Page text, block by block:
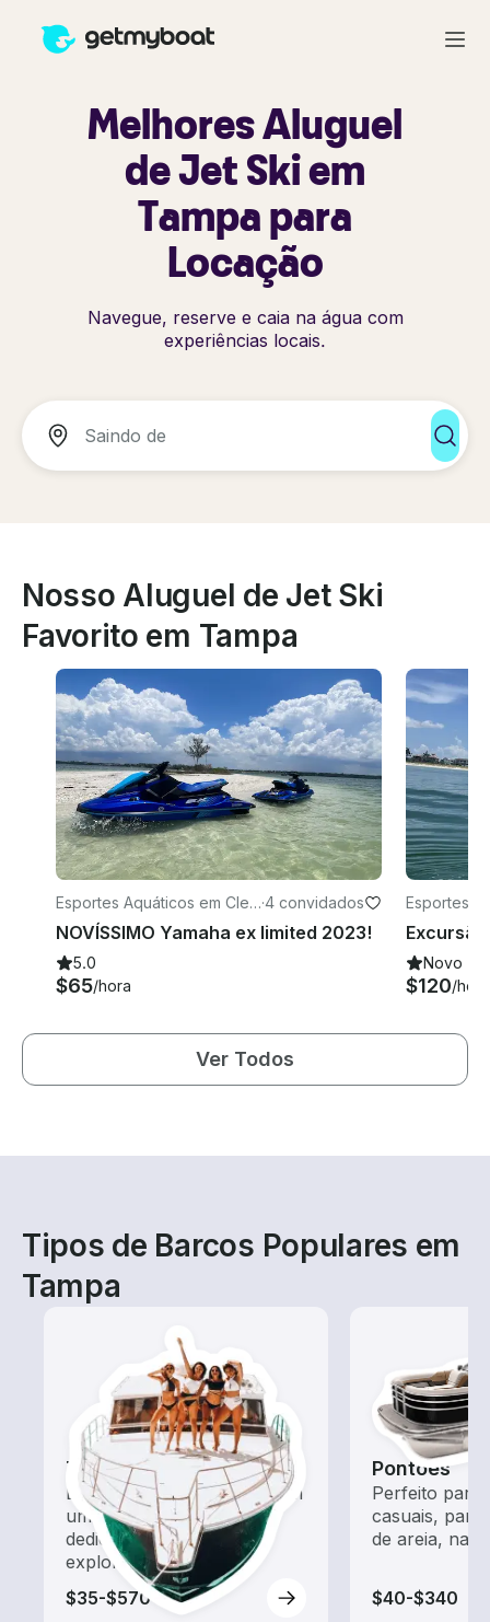
Melhores Aluguel
de Jet Ski em
Tampa para
Locação
Navegue, reserve e caia na água com
experiências locais.
Nosso Aluguel de Jet Ski
Favorito em Tampa
Esportes Aquáticos em Clea
rwater
·4 convidados
NOVÍSSIMO Yamaha ex limited 2023!
5.0
$65/hora
Esportes
Novo
$120/hora
Ver Todos
Tipos de Barcos Populares em
Tampa
Tours
Explore as águas locais com
um aluguel de barco
dedicado a passeios e
exploração
$35-$570
Pontões
Perfeito para
casuais,
de areia,
$40-$340